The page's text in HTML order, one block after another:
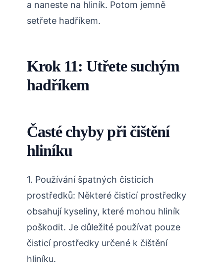
a naneste na hliník. Potom jemně
setřete hadříkem.
Krok 11: Utřete suchým
hadříkem
Časté chyby při čištění
hliníku
1. Používání špatných čisticích
prostředků: Některé čisticí prostředky
obsahují kyseliny, které mohou hliník
poškodit. Je důležité používat pouze
čisticí prostředky určené k čištění
hliníku.